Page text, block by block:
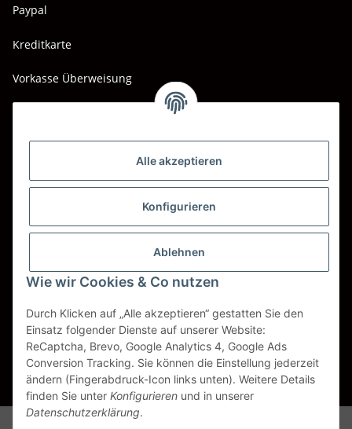
Alle akzeptieren
Konfigurieren
Ablehnen
Wie wir Cookies & Co nutzen
Durch Klicken auf „Alle akzeptieren“ gestatten Sie den
Einsatz folgender Dienste auf unserer Website:
ReCaptcha, Brevo, Google Analytics 4, Google Ads
Conversion Tracking. Sie können die Einstellung jederzeit
ändern (Fingerabdruck-Icon links unten). Weitere Details
finden Sie unter Konfigurieren und in unserer
Datenschutzerklärung.
Paypal
Kreditkarte
Vorkasse Überweisung
Wir versenden mit
Spedition BTG
Spedition Schenker
Vertrag widerrufen
* Alle Preise inkl. gesetzlicher USt., zzgl.Versand